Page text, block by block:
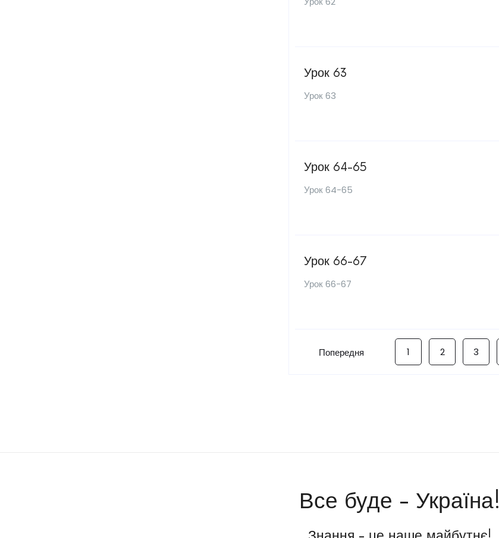
Урок 63
Урок 63
Урок 64-65
Урок 64-65
Урок 66-67
Урок 66-67
Попередня 1 2 3
Все буде - Україна!